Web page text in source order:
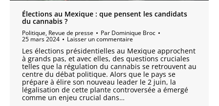
Élections au Mexique : que pensent les candidats
du cannabis ?
Politique, Revue de presse Par Dominique Broc
25 mars 2024 Laisser un commentaire
Les élections présidentielles au Mexique approchent
à grands pas, et avec elles, des questions cruciales
telles que la régulation du cannabis se retrouvent au
centre du débat politique. Alors que le pays se
prépare à élire son nouveau leader le 2 juin, la
légalisation de cette plante controversée a émergé
comme un enjeu crucial dans…